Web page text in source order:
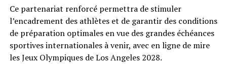
Ce partenariat renforcé permettra de stimuler
l’encadrement des athlètes et de garantir des conditions
de préparation optimales en vue des grandes échéances
sportives internationales à venir, avec en ligne de mire
les Jeux Olympiques de Los Angeles 2028.